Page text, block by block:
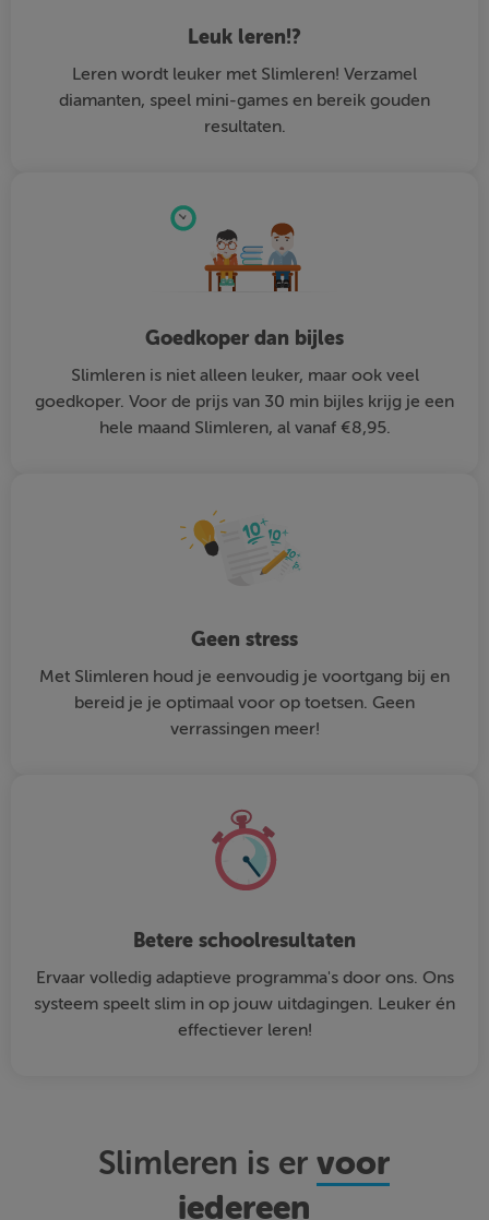
Leuk leren!?
Leren wordt leuker met Slimleren! Verzamel
diamanten, speel mini-games en bereik gouden
resultaten.
Goedkoper dan bijles
Slimleren is niet alleen leuker, maar ook veel
goedkoper. Voor de prijs van 30 min bijles krijg je een
hele maand Slimleren, al vanaf €8,95.
Geen stress
Met Slimleren houd je eenvoudig je voortgang bij en
bereid je je optimaal voor op toetsen. Geen
verrassingen meer!
Betere schoolresultaten
Ervaar volledig adaptieve programma's door ons. Ons
systeem speelt slim in op jouw uitdagingen. Leuker én
effectiever leren!
Slimleren is ervoor
iedereen